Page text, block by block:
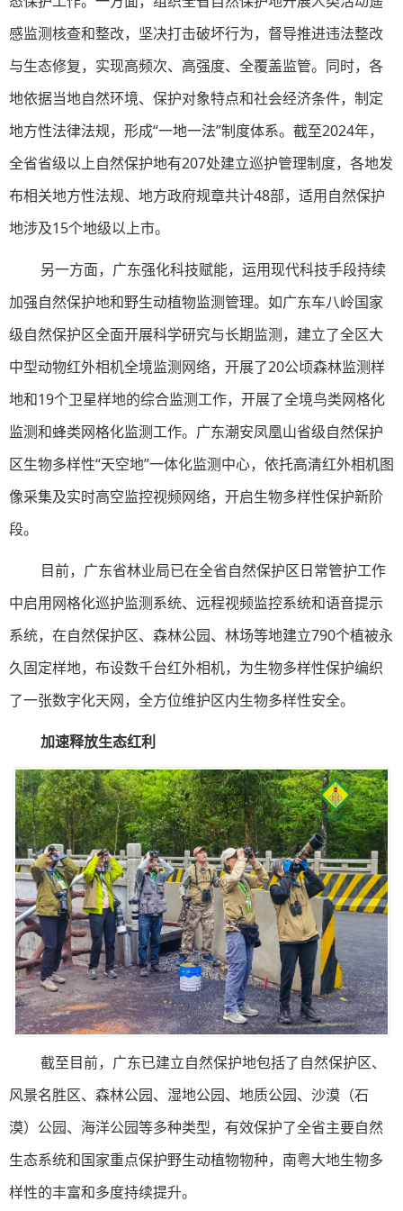
感监测核查和整改，坚决打击破坏行为，督导推进违法整改
与生态修复，实现高频次、高强度、全覆盖监管。同时，各
地依据当地自然环境、保护对象特点和社会经济条件，制定
地方性法律法规，形成“一地一法”制度体系。截至2024年，
全省省级以上自然保护地有207处建立巡护管理制度，各地发
布相关地方性法规、地方政府规章共计48部，适用自然保护
地涉及15个地级以上市。
另一方面，广东强化科技赋能，运用现代科技手段持续
加强自然保护地和野生动植物监测管理。如广东车八岭国家
级自然保护区全面开展科学研究与长期监测，建立了全区大
中型动物红外相机全境监测网络，开展了20公顷森林监测样
地和19个卫星样地的综合监测工作，开展了全境鸟类网格化
监测和蜂类网格化监测工作。广东潮安凤凰山省级自然保护
区生物多样性“天空地”一体化监测中心，依托高清红外相机图
像采集及实时高空监控视频网络，开启生物多样性保护新阶
段。
目前，广东省林业局已在全省自然保护区日常管护工作
中启用网格化巡护监测系统、远程视频监控系统和语音提示
系统，在自然保护区、森林公园、林场等地建立790个植被永
久固定样地，布设数千台红外相机，为生物多样性保护编织
了一张数字化天网，全方位维护区内生物多样性安全。
加速释放生态红利
截至目前，广东已建立自然保护地包括了自然保护区、
风景名胜区、森林公园、湿地公园、地质公园、沙漠（石
漠）公园、海洋公园等多种类型，有效保护了全省主要自然
生态系统和国家重点保护野生动植物物种，南粤大地生物多
样性的丰富和多度持续提升。